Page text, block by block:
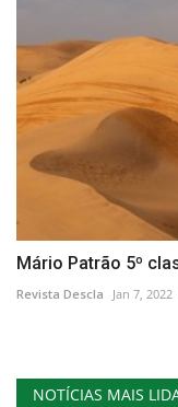
Mário Patrão 5º
Revista Descla Jan 7, 2022
NOTÍCIAS MAIS